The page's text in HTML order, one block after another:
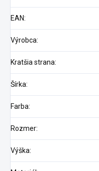
EAN:
Výrobca:
Kratšia strana:
Šírka:
Farba:
Rozmer:
Výška: